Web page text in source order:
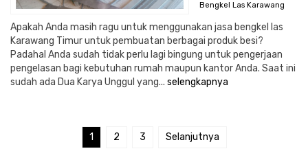
Bengkel Las Karawang
Apakah Anda masih ragu untuk menggunakan jasa bengkel las
Karawang Timur untuk pembuatan berbagai produk besi?
Padahal Anda sudah tidak perlu lagi bingung untuk pengerjaan
pengelasan bagi kebutuhan rumah maupun kantor Anda. Saat ini
sudah ada Dua Karya Unggul yang... selengkapnya
1 2 3 Selanjutnya